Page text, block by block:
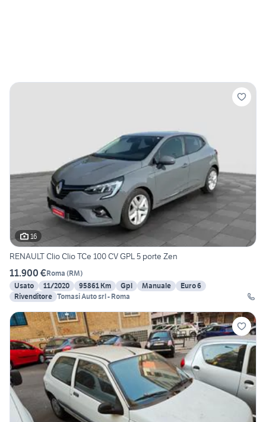
16
RENAULT Clio Clio TCe 100 CV GPL 5 porte Zen
11.900 €Roma (RM)
Usato
11/2020 95861 Km Gpl Manuale
Euro 6
Rivenditore Tomasi Auto srl - Roma